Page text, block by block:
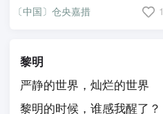
〔中国〕仓央嘉措 1
黎明
严静的世界，灿烂的世界
黎明的时候，谁感我醒了？